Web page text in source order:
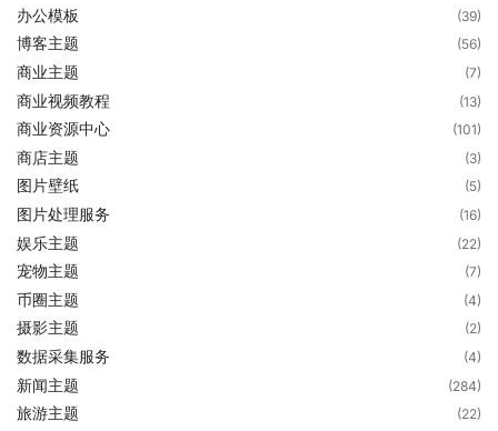
办公模板 (39)
博客主题 (56)
商业主题 (7)
商业视频教程 (13)
商业资源中心 (101)
商店主题 (3)
图片壁纸 (5)
图片处理服务 (16)
娱乐主题 (22)
宠物主题 (7)
币圈主题 (4)
摄影主题 (2)
数据采集服务 (4)
新闻主题 (284)
旅游主题 (22)